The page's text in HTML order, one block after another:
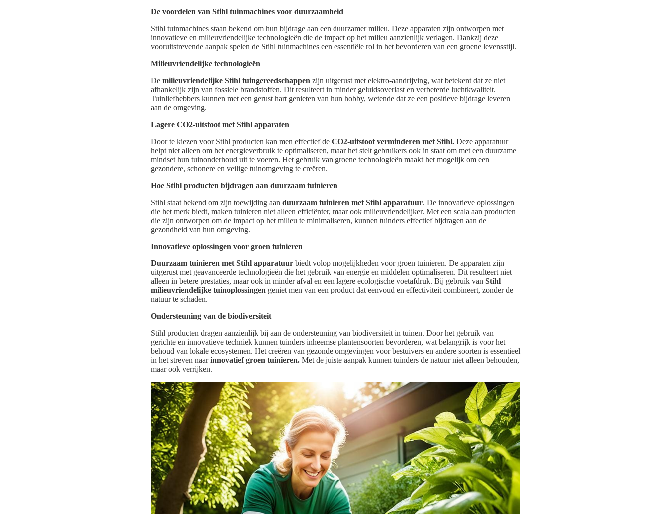
De voordelen van Stihl tuinmachines voor duurzaamheid
Stihl tuinmachines staan bekend om hun bijdrage aan een duurzamer milieu. Deze apparaten zijn ontworpen met
innovatieve en milieuvriendelijke technologieën die de impact op het milieu aanzienlijk verlagen. Dankzij deze
vooruitstrevende aanpak spelen de Stihl tuinmachines een essentiële rol in het bevorderen van een groene levensstijl.
Milieuvriendelijke technologieën
De milieuvriendelijke Stihl tuingereedschappen zijn uitgerust met elektro-aandrijving, wat betekent dat ze niet
afhankelijk zijn van fossiele brandstoffen. Dit resulteert in minder geluidsoverlast en verbeterde luchtkwaliteit.
Tuinliefhebbers kunnen met een gerust hart genieten van hun hobby, wetende dat ze een positieve bijdrage leveren
aan de omgeving.
Lagere CO2-uitstoot met Stihl apparaten
Door te kiezen voor Stihl producten kan men effectief de CO2-uitstoot verminderen met Stihl. Deze apparatuur
helpt niet alleen om het energieverbruik te optimaliseren, maar het stelt gebruikers ook in staat om met een duurzame
mindset hun tuinonderhoud uit te voeren. Het gebruik van groene technologieën maakt het mogelijk om een
gezondere, schonere en veilige tuinomgeving te creëren.
Hoe Stihl producten bijdragen aan duurzaam tuinieren
Stihl staat bekend om zijn toewijding aan duurzaam tuinieren met Stihl apparatuur. De innovatieve oplossingen
die het merk biedt, maken tuinieren niet alleen efficiënter, maar ook milieuvriendelijker. Met een scala aan producten
die zijn ontworpen om de impact op het milieu te minimaliseren, kunnen tuinders effectief bijdragen aan de
gezondheid van hun omgeving.
Innovatieve oplossingen voor groen tuinieren
Duurzaam tuinieren met Stihl apparatuur biedt volop mogelijkheden voor groen tuinieren. De apparaten zijn
uitgerust met geavanceerde technologieën die het gebruik van energie en middelen optimaliseren. Dit resulteert niet
alleen in betere prestaties, maar ook in minder afval en een lagere ecologische voetafdruk. Bij gebruik van Stihl
milieuvriendelijke tuinoplossingen geniet men van een product dat eenvoud en effectiviteit combineert, zonder de
natuur te schaden.
Ondersteuning van de biodiversiteit
Stihl producten dragen aanzienlijk bij aan de ondersteuning van biodiversiteit in tuinen. Door het gebruik van
gerichte en innovatieve techniek kunnen tuinders inheemse plantensoorten bevorderen, wat belangrijk is voor het
behoud van lokale ecosystemen. Het creëren van gezonde omgevingen voor bestuivers en andere soorten is essentieel
in het streven naarinnovatief groen tuinieren. Met de juiste aanpak kunnen tuinders de natuur niet alleen behouden,
maar ook verrijken.